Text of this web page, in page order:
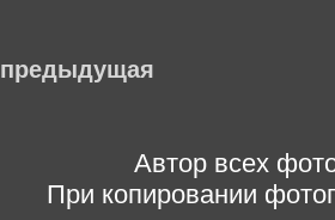
предыдущая
Автор всех
При копировании